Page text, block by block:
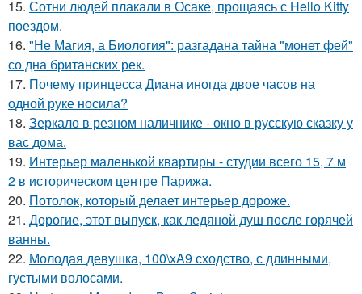
15. Сотни людей плакали в Осаке, прощаясь с Hello Kitty
поездом.
16. "Не Магия, а Биология": разгадана тайна "монет фей"
со дна британских рек.
17. Почему принцесса Диана иногда двое часов на
одной руке носила?
18. Зеркало в резном наличнике - окно в русскую сказку у
вас дома.
19. Интерьер маленькой квартиры - студии всего 15, 7 м
2 в историческом центре Парижа.
20. Потолок, который делает интерьер дороже.
21. Дорогие, этот выпуск, как ледяной душ после горячей
ванны.
22. Молодая девушка, 100\xA9 сходство, с длинными,
густыми волосами.